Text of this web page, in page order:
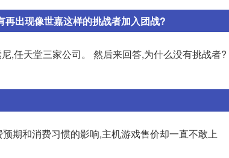
出现像世嘉这样的挑战者加入团战?
,任天堂三家公司。 然后来回答,为什么没有挑战者?
期和消费习惯的影响,主机游戏售价却一直不敢上